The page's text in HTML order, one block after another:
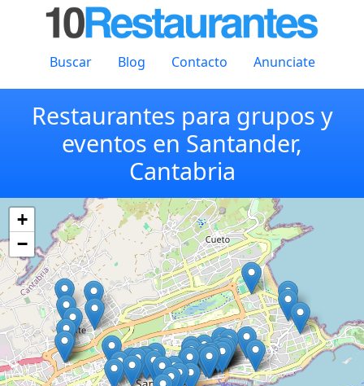
Buscar Blog Contacto Anunciate
Restaurantes para grupos y
eventos en Santander,
Cantabria
+
−